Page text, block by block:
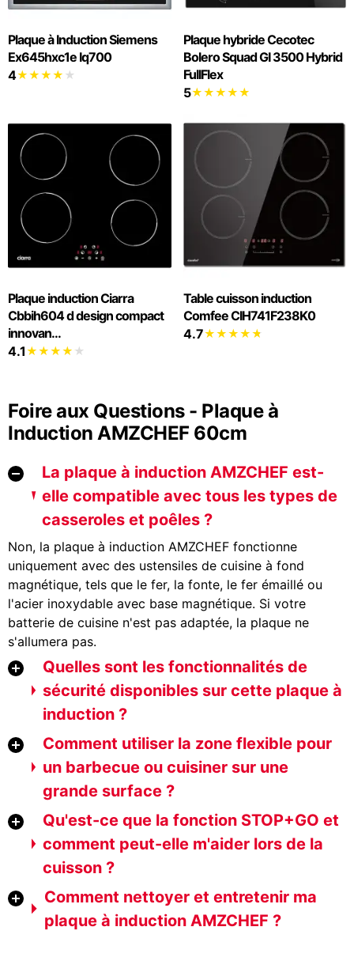
Plaque à Induction Siemens
Ex645hxc1e Iq700
4
Plaque hybride Cecotec
Bolero Squad GI 3500 Hybrid
FullFlex
5
Plaque induction Ciarra
Cbbih604 d design compact
innovan...
4.1
Table cuisson induction
Comfee CIH741F238K0
4.7
Foire aux Questions - Plaque à
Induction AMZCHEF 60cm
La plaque à induction AMZCHEF est-
elle compatible avec tous les types de
casseroles et poêles ?
Non, la plaque à induction AMZCHEF fonctionne
uniquement avec des ustensiles de cuisine à fond
magnétique, tels que le fer, la fonte, le fer émaillé ou
l'acier inoxydable avec base magnétique. Si votre
batterie de cuisine n'est pas adaptée, la plaque ne
s'allumera pas.
Quelles sont les fonctionnalités de
sécurité disponibles sur cette plaque à
induction ?
Comment utiliser la zone flexible pour
un barbecue ou cuisiner sur une
grande surface ?
Qu'est-ce que la fonction STOP+GO et
comment peut-elle m'aider lors de la
cuisson ?
Comment nettoyer et entretenir ma
plaque à induction AMZCHEF ?